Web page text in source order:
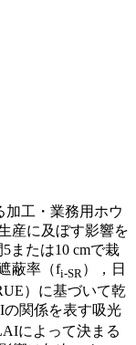
加工・業務用ホウ
産に及ぼす影響を
または10 cmで栽
蔽率（fi-SR），日
）に基づいて乾
の関係を表す吸光
によって決まる